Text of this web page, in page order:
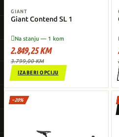
GIANT
Giant Contend SL 1
Na stanju — 1 kom
2.849,25 KM
3.799,00 KM
IZABERI OPCIJU
−20%